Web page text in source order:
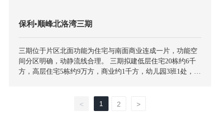
保利•顺峰北洛湾三期
三期位于片区北面功能为住宅与南面商业连成一片，功能空
间分区明确，动静流线合理。 三期拟建低层住宅20栋约6千
方，高层住宅5栋约9万方，商业约1千方，幼儿园3班1处，社
< 1 2 >